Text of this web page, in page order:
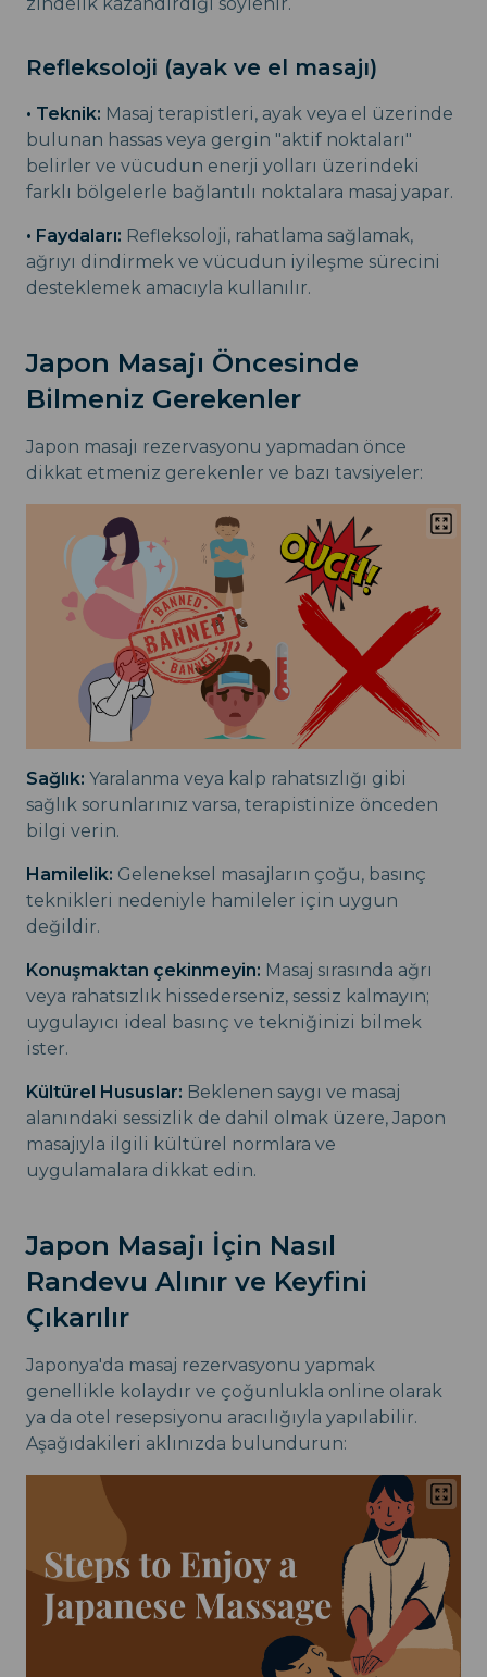
Refleksoloji (ayak ve el masajı)
• Teknik: Masaj terapistleri, ayak veya el üzerinde
bulunan hassas veya gergin "aktif noktaları"
belirler ve vücudun enerji yolları üzerindeki
farklı bölgelerle bağlantılı noktalara masaj yapar.
• Faydaları: Refleksoloji, rahatlama sağlamak,
ağrıyı dindirmek ve vücudun iyileşme sürecini
desteklemek amacıyla kullanılır.
Japon Masajı Öncesinde
Bilmeniz Gerekenler
Japon masajı rezervasyonu yapmadan önce
dikkat etmeniz gerekenler ve bazı tavsiyeler:
Sağlık: Yaralanma veya kalp rahatsızlığı gibi
sağlık sorunlarınız varsa, terapistinize önceden
bilgi verin.
Hamilelik: Geleneksel masajların çoğu, basınç
teknikleri nedeniyle hamileler için uygun
değildir.
Konuşmaktan çekinmeyin: Masaj sırasında ağrı
veya rahatsızlık hissederseniz, sessiz kalmayın;
uygulayıcı ideal basınç ve tekniğinizi bilmek
ister.
Kültürel Hususlar: Beklenen saygı ve masaj
alanındaki sessizlik de dahil olmak üzere, Japon
masajıyla ilgili kültürel normlara ve
uygulamalara dikkat edin.
Japon Masajı İçin Nasıl
Randevu Alınır ve Keyfini
Çıkarılır
Japonya'da masaj rezervasyonu yapmak
genellikle kolaydır ve çoğunlukla online olarak
ya da otel resepsiyonu aracılığıyla yapılabilir.
Aşağıdakileri aklınızda bulundurun: